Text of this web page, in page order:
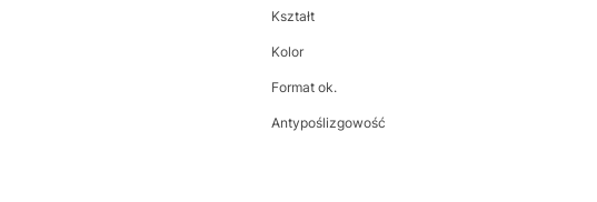
Kształt
Kolor
Format ok.
Antypoślizgowość